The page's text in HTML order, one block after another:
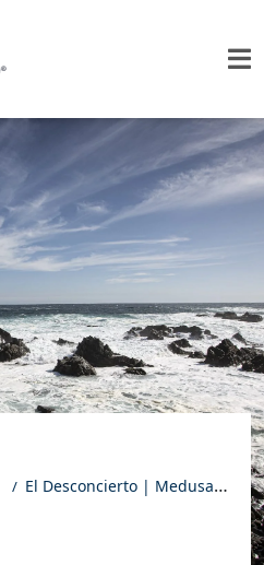
El Desconcierto | Medusas, gran amenaza de bañistas: Saque tentáculos con su carnet y alerte a la autoridad